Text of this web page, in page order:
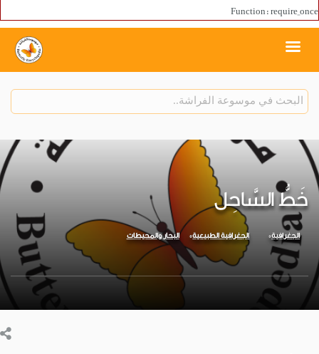
Function: require_once
خَطُّ السَّاحِل
الجغرافية الجغرافية الطبيعية البحار والمحيطات